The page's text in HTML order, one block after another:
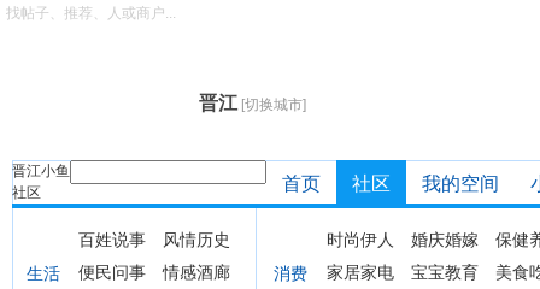
晋江 [切换城市]
晋江小鱼
社区
找帖子、推荐、人或商户...
首页 社区 我的空间
生活
百姓说事
风情历史
便民问事
情感酒廊 消费
时尚伊人 婚庆婚嫁
保健
家居家电
宝宝教育 美食